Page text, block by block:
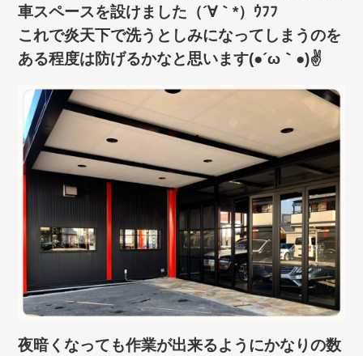
車スペースを設けました（´∀｀*）ｳﾌﾌ
これで炎天下で洗うとしみになってしまうのを
ある程度は防げるかなと思います(●´ω｀●)✌
夜暗くなっても作業が出来るようにかなりの数